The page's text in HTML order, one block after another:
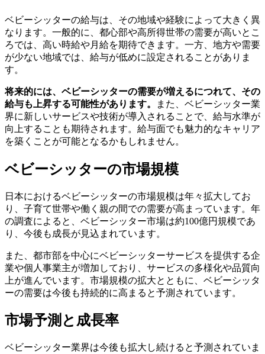
ベビーシッターの給与は、その地域や経験によって大きく異
なります。一般的に、都心部や高所得世帯の需要が高いとこ
ろでは、高い時給や月給を期待できます。一方、地方や需要
が少ない地域では、給与が低めに設定されることがありま
す。
将来的には、ベビーシッターの需要が増えるにつれて、その
給与も上昇する可能性があります。
また、ベビーシッター業
界に新しいサービスや技術が導入されることで、給与水準が
向上することも期待されます。給与面でも魅力的なキャリア
を築くことが可能となるかもしれません。
ベビーシッターの市場規模
日本におけるベビーシッターの市場規模は年々拡大してお
り、子育て世帯や働く親の間での需要が高まっています。年
の調査によると、ベビーシッター市場は約100億円規模であ
り、今後も成長が見込まれています。
また、都市部を中心にベビーシッターサービスを提供する企
業や個人事業主が増加しており、サービスの多様化や品質向
上が進んでいます。市場規模の拡大とともに、ベビーシッタ
ーの需要は今後も持続的に高まると予測されています。
市場予測と成長率
ベビーシッター業界は今後も拡大し続けると予測されていま